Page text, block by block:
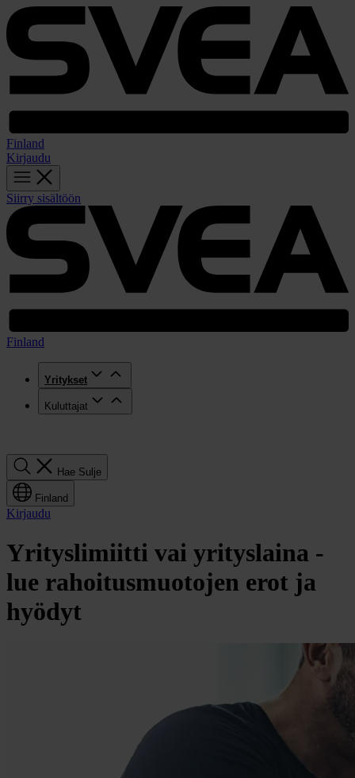
Finland
Kirjaudu
Siirry sisältöön
Finland
Yritykset
Kuluttajat
Hae Sulje
Finland
Kirjaudu
Yrityslimiitti vai yrityslaina -
lue rahoitusmuotojen erot ja
hyödyt